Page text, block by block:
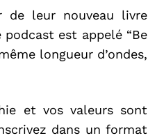
de leur nouveau livre
podcast est appelé “Be
longueur d’ondes,
et vos valeurs sont
dans un format